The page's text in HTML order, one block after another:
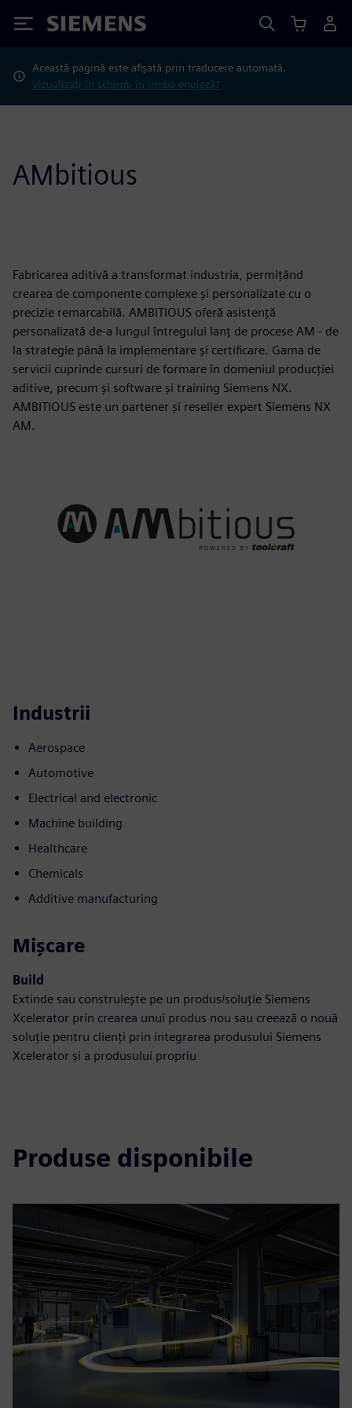
Siemens
Această pagină este afișată prin traducere automată.
Vizualizați în schimb în limba engleză?
AMbitious
Fabricarea aditivă a transformat industria, permițând
crearea de componente complexe și personalizate cu o
precizie remarcabilă. AMBITIOUS oferă asistență
personalizată de-a lungul întregului lanț de procese AM - de
la strategie până la implementare și certificare. Gama de
servicii cuprinde cursuri de formare în domeniul producției
aditive, precum și software și training Siemens NX.
AMBITIOUS este un partener și reseller expert Siemens NX
AM.
Industrii
Aerospace
Automotive
Electrical and electronic
Machine building
Healthcare
Chemicals
Additive manufacturing
Mișcare
Build
Extinde sau construiește pe un produs/soluție Siemens
Xcelerator prin crearea unui produs nou sau creează o nouă
soluție pentru clienți prin integrarea produsului Siemens
Xcelerator și a produsului propriu
Produse disponibile